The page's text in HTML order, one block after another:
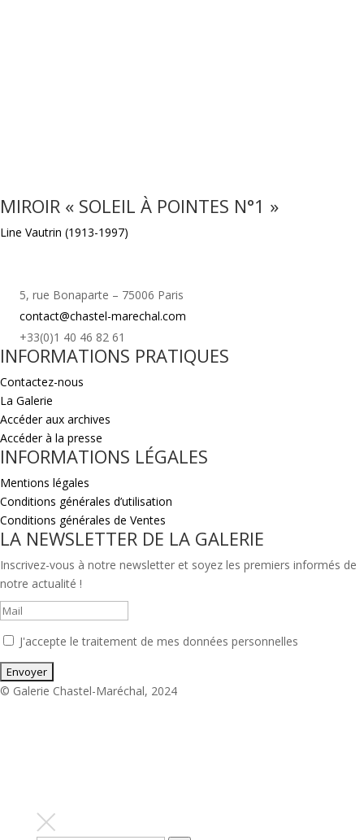
MIROIR « SOLEIL À POINTES N°1 »
Line Vautrin (1913-1997)
5, rue Bonaparte – 75006 Paris
contact@chastel-marechal.com
+33(0)1 40 46 82 61
INFORMATIONS PRATIQUES
Contactez-nous
La Galerie
Accéder aux archives
Accéder à la presse
INFORMATIONS LÉGALES
Mentions légales
Conditions générales d’utilisation
Conditions générales de Ventes
LA NEWSLETTER DE LA GALERIE
Inscrivez-vous à notre newsletter et soyez les premiers informés de
notre actualité !
J'accepte le traitement de mes données personnelles
© Galerie Chastel-Maréchal, 2024